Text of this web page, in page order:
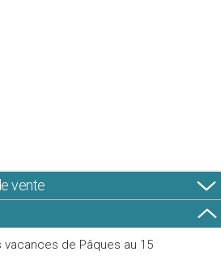
vente
vacances de Pâques au 15